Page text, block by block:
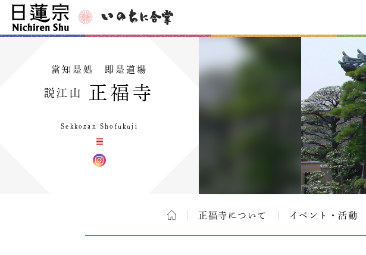
當知是処 即是道場
説江山 正福寺
Sekkozan Shofukuji
正福寺について イベント・活動